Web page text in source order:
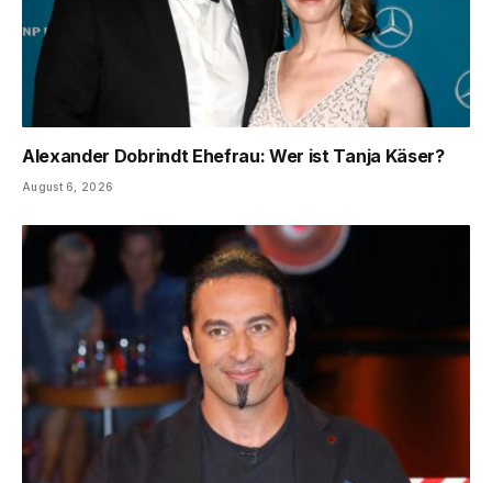
Alexander Dobrindt Ehefrau: Wer ist Tanja Käser?
August 6, 2026